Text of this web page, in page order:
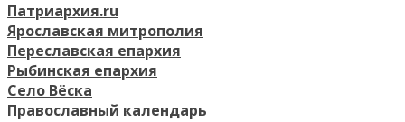
Патриархия.ru
Ярославская митрополия
Переславская епархия
Рыбинская епархия
Село Вёска
Православный календарь